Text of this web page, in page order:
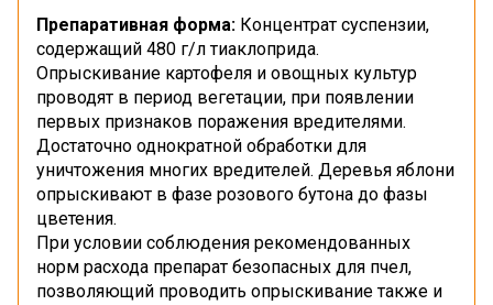
Препаративная форма: Концентрат суспензии,
содержащий 480 г/л тиаклоприда.
Опрыскивание картофеля и овощных культур
проводят в период вегетации, при появлении
первых признаков поражения вредителями.
Достаточно однократной обработки для
уничтожения многих вредителей. Деревья яблони
опрыскивают в фазе розового бутона до фазы
цветения.
При условии соблюдения рекомендованных
норм расхода препарат безопасных для пчел,
позволяющий проводить опрыскивание также и